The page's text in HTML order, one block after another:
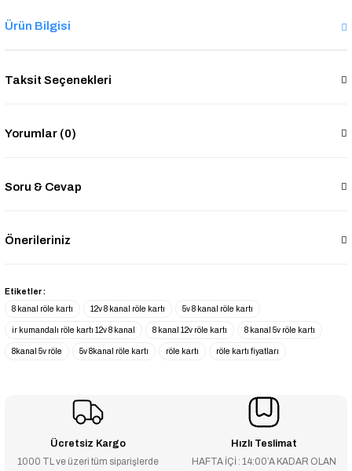
Ürün Bilgisi
Taksit Seçenekleri
Yorumlar (0)
Soru & Cevap
Önerileriniz
Etiketler :
8 kanal röle kartı
12v 8 kanal röle kartı 5v 8 kanal röle kartı
ir kumandalı röle kartı 12v 8 kanal 8 kanal 12v röle kartı 8 kanal 5v röle kartı
8kanal 5v röle 5v 8kanal röle kartı röle kartı röle kartı fiyatları
Ücretsiz Kargo
1000 TL ve üzeri tüm siparişlerde
Hızlı Teslimat
HAFTA İÇİ : 14:00’A KADAR OLAN